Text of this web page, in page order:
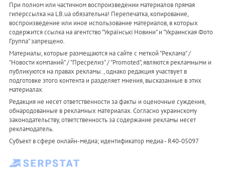
При полном или частичном воспроизведении материалов прямая
гиперссылка на LB.ua обязательна! Перепечатка, копирование,
воспроизведение или иное использование материалов, в которых
содержится ссылка на агентство "Українськi Новини" и "Украинская Фото
Группа" запрещено.
Материалы, которые размещаются на сайте с меткой "Реклама" /
"Новости компаний" / "Пресрелиз" / "Promoted", являются рекламными и
публикуются на правах рекламы. , однако редакция участвует в
подготовке этого контента и разделяет мнения, высказанные в этих
материалах.
Редакция не несет ответственности за факты и оценочные суждения,
обнародованные в рекламных материалах. Согласно украинскому
законодательству, ответственность за содержание рекламы несет
рекламодатель.
Субъект в сфере онлайн-медиа; идентификатор медиа - R40-05097